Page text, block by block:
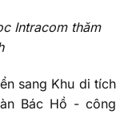
Intracom thăm
sang Khu di tích
Bác Hồ - công